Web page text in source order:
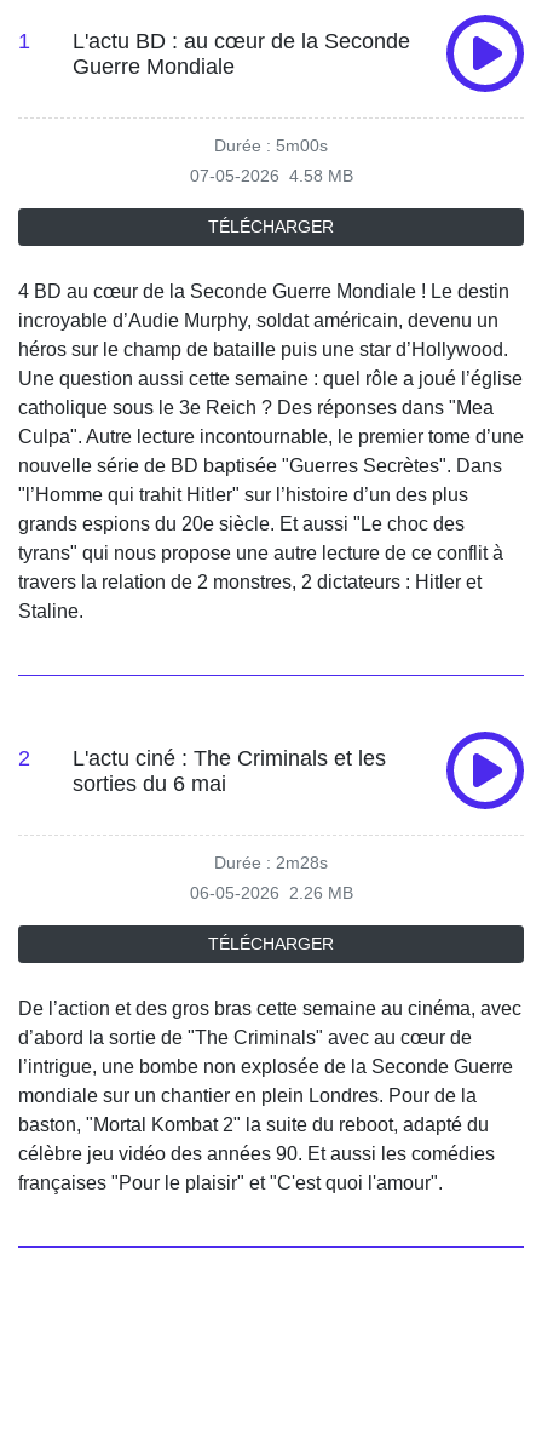
1
L'actu BD : au cœur de la Seconde
Guerre Mondiale
Durée : 5m00s
07-05-2026 4.58 MB
TÉLÉCHARGER
4 BD au cœur de la Seconde Guerre Mondiale ! Le destin
incroyable d’Audie Murphy, soldat américain, devenu un
héros sur le champ de bataille puis une star d’Hollywood.
Une question aussi cette semaine : quel rôle a joué l’église
catholique sous le 3e Reich ? Des réponses dans "Mea
Culpa". Autre lecture incontournable, le premier tome d’une
nouvelle série de BD baptisée "Guerres Secrètes". Dans
"l’Homme qui trahit Hitler" sur l’histoire d’un des plus
grands espions du 20e siècle. Et aussi "Le choc des
tyrans" qui nous propose une autre lecture de ce conflit à
travers la relation de 2 monstres, 2 dictateurs : Hitler et
Staline.
2
L'actu ciné : The Criminals et les
sorties du 6 mai
Durée : 2m28s
06-05-2026
2.26 MB
TÉLÉCHARGER
De l’action et des gros bras cette semaine au cinéma, avec
d’abord la sortie de "The Criminals" avec au cœur de
l’intrigue, une bombe non explosée de la Seconde Guerre
mondiale sur un chantier en plein Londres. Pour de la
baston, "Mortal Kombat 2" la suite du reboot, adapté du
célèbre jeu vidéo des années 90. Et aussi les comédies
françaises "Pour le plaisir" et "C'est quoi l'amour".